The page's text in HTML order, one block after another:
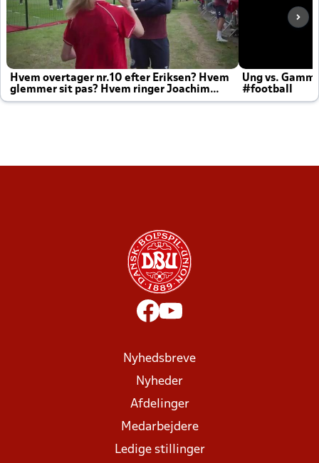
Hvem overtager nr.10 efter Eriksen? Hvem
glemmer sit pas? Hvem ringer Joachim
altid til efter kampe?
Ung vs.
#football
Nyhedsbreve
Nyheder
Afdelinger
Medarbejdere
Ledige stillinger